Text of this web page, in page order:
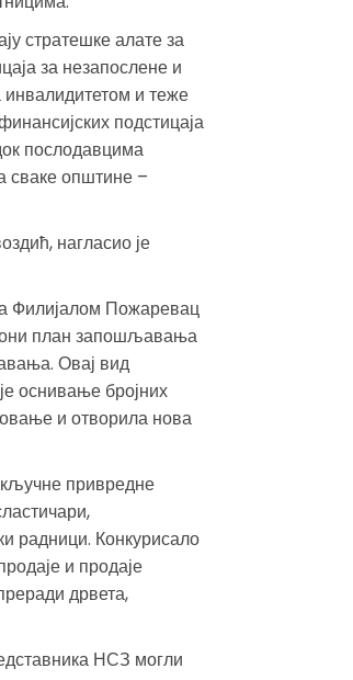
стратешке алате за
за незапослене и
и теже
подстицаја
послодавцима
сваке општине –
нагласио је
Филијалом Пожаревац
план запошљавања
Овај вид
оснивање бројних
и отворила нова
кључне привредне
радници. Конкурисало
и продаје
дрвета,
НСЗ могли